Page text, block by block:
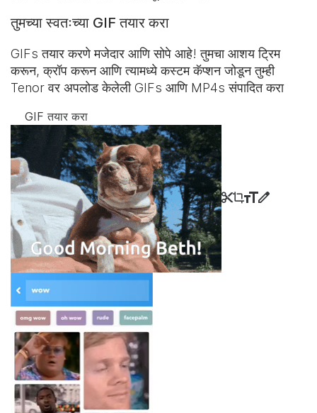
तुमच्या स्वतःच्या GIF तयार करा
GIFs तयार करणे मजेदार आणि सोपे आहे! तुमचा आशय ट्रिम
करून, क्रॉप करून आणि त्यामध्ये कस्टम कॅप्शन जोडून तुम्ही
Tenor वर अपलोड केलेली GIFs आणि MP4s संपादित करा
GIF तयार करा